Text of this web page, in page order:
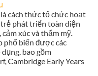
là cách thức tổ chức hoạt
phát triển toàn diện
xúc và thẩm mỹ.
phổ biến được các
bao gồm
Cambridge Early Years